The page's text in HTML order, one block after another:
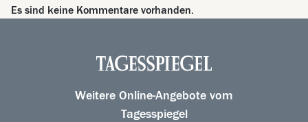
Es sind keine Kommentare vorhanden.
Weitere Online-Angebote vom
Tagesspiegel